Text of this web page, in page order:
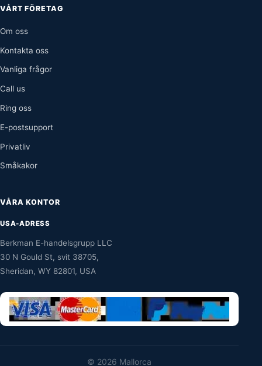
VÅRT FÖRETAG
Om oss
Kontakta oss
Vanliga frågor
Call us
Ring oss
E-postsupport
Privatliv
Småkakor
VÅRA KONTOR
USA-ADRESS
Berkman E-handelsgrupp LLC
30 N Gould St, svit 38705,
Sheridan, WY 82801, USA
© 2026 Mallorca